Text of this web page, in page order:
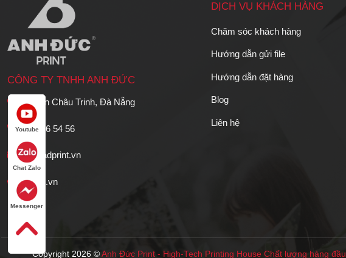
CÔNG TY TNHH ANH ĐỨC
36 Phan Châu Trinh, Đà Nẵng
0766 56 54 56
info@adprint.vn
adprint.vn
DỊCH VỤ KHÁCH HÀNG
Chăm sóc khách hàng
Hướng dẫn gửi file
Hướng dẫn đặt hàng
Blog
Liên hệ
Copyright 2026 © Anh Đức Print - High-Tech Printing House Chất lượng hàng đầu
Youtube
Chat Zalo
Messenger